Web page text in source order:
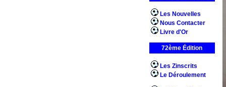
Les Nouvelles
Nous Contacter
Livre d'Or
72ème Édition
Les Zinscrits
Le Déroulement